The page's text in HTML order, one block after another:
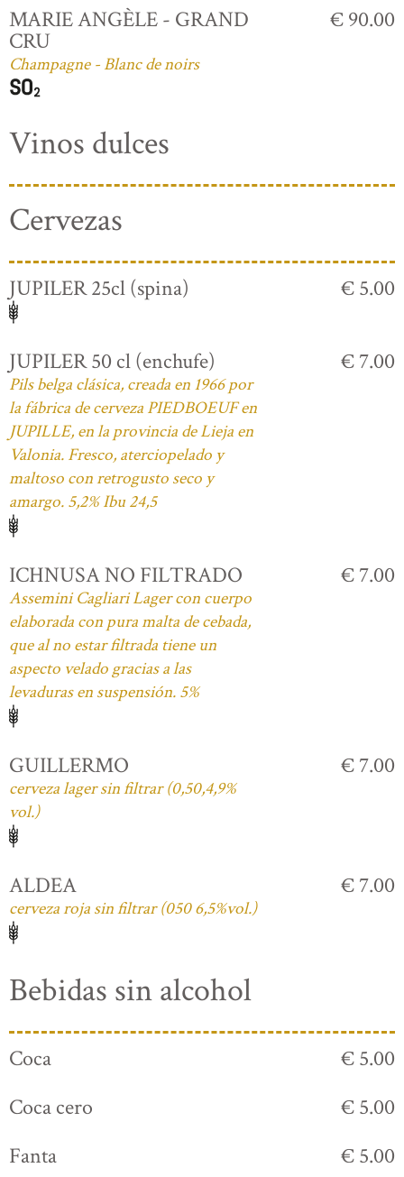
MARIE ANGÈLE - GRAND
CRU
Champagne - Blanc de noirs
€ 90.00
Vinos dulces
Cervezas
JUPILER 25cl (spina) € 5.00
JUPILER 50 cl (enchufe)
Pils belga clásica, creada en 1966 por
la fábrica de cerveza PIEDBOEUF en
JUPILLE, en la provincia de Lieja en
Valonia. Fresco, aterciopelado y
maltoso con retrogusto seco y
amargo. 5,2% Ibu 24,5
€ 7.00
ICHNUSA NO FILTRADO
Assemini Cagliari Lager con cuerpo
elaborada con pura malta de cebada,
que al no estar filtrada tiene un
aspecto velado gracias a las
levaduras en suspensión. 5%
€ 7.00
GUILLERMO
cerveza lager sin filtrar (0,50,4,9%
vol.)
€ 7.00
ALDEA
cerveza roja sin filtrar (050 6,5%vol.)
€ 7.00
Bebidas sin alcohol
Coca
€ 5.00
Coca cero
€ 5.00
Fanta
€ 5.00